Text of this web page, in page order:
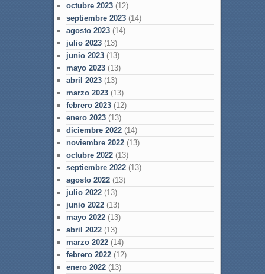
octubre 2023(12)
septiembre 2023(14)
agosto 2023(14)
julio 2023(13)
junio 2023(13)
mayo 2023(13)
abril 2023(13)
marzo 2023(13)
febrero 2023(12)
enero 2023(13)
diciembre 2022(14)
noviembre 2022(13)
octubre 2022(13)
septiembre 2022(13)
agosto 2022(13)
julio 2022(13)
junio 2022(13)
mayo 2022(13)
abril 2022(13)
marzo 2022(14)
febrero 2022(12)
enero 2022(13)